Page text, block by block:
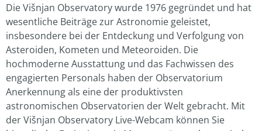
Die Višnjan Observatory wurde 1976 gegründet und hat
wesentliche Beiträge zur Astronomie geleistet,
insbesondere bei der Entdeckung und Verfolgung von
Asteroiden, Kometen und Meteoroiden. Die
hochmoderne Ausstattung und das Fachwissen des
engagierten Personals haben der Observatorium
Anerkennung als eine der produktivsten
astronomischen Observatorien der Welt gebracht. Mit
der Višnjan Observatory Live-Webcam können Sie